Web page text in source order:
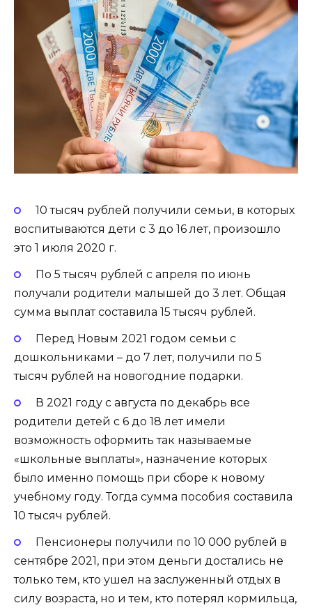
10 тысяч рублей получили семьи, в которых
воспитываются дети с 3 до 16 лет, произошло
это 1 июля 2020 г.
По 5 тысяч рублей с апреля по июнь
получали родители малышей до 3 лет. Общая
сумма выплат составила 15 тысяч рублей.
Перед Новым 2021 годом семьи с
дошкольниками – до 7 лет, получили по 5
тысяч рублей на новогодние подарки.
В 2021 году с августа по декабрь все
родители детей с 6 до 18 лет имели
возможность оформить так называемые
«школьные выплаты», назначение которых
было именно помощь при сборе к новому
учебному году. Тогда сумма пособия составила
10 тысяч рублей.
Пенсионеры получили по 10 000 рублей в
сентябре 2021, при этом деньги достались не
только тем, кто ушел на заслуженный отдых в
силу возраста, но и тем, кто потерял кормильца,